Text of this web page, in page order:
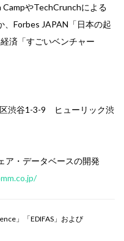
やTechCrunchによる
Forbes JAPAN「日本の起
済「すごいベンチャー
渋谷1-3-9 ヒューリック渋
・データベースの開発
」「EDIFAS」および